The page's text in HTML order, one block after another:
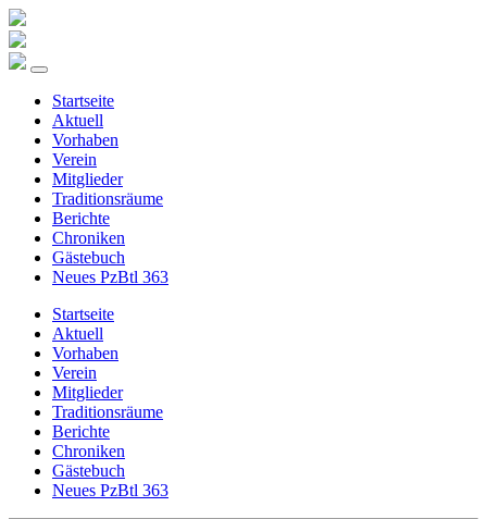
Startseite
Aktuell
Vorhaben
Verein
Mitglieder
Traditionsräume
Berichte
Chroniken
Gästebuch
Neues PzBtl 363
Startseite
Aktuell
Vorhaben
Verein
Mitglieder
Traditionsräume
Berichte
Chroniken
Gästebuch
Neues PzBtl 363